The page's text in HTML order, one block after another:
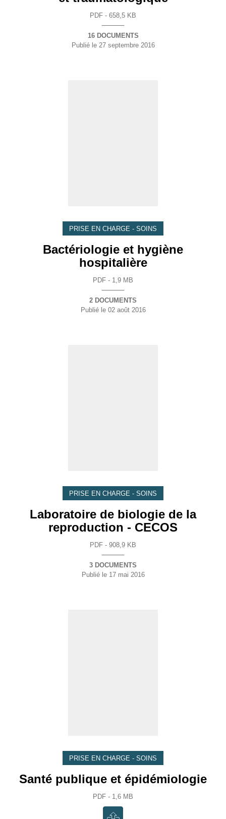
PDF - 658,5 KB
16 DOCUMENTS
Publié le27 septembre 2016
PRISE EN CHARGE - SOINS
Bactériologie et hygiène
hospitalière
PDF - 1,9 MB
2 DOCUMENTS
Publié le02 août 2016
PRISE EN CHARGE - SOINS
Laboratoire de biologie de la
reproduction - CECOS
PDF - 908,9 KB
3 DOCUMENTS
Publié le17 mai 2016
PRISE EN CHARGE - SOINS
Santé publique et épidémiologie
PDF - 1,6 MB